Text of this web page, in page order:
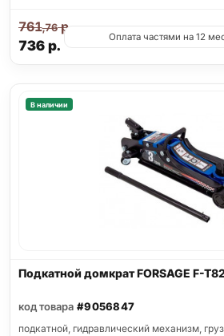
736р.
761,76р.
Оплата частями на 12
В наличии
Подкатной домкрат FORSAGE F-
код товара #9056847
подкатной, гидравлический механизм,